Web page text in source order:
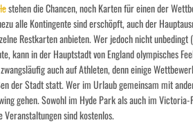
stehen die Chancen, noch Karten für einen der
alle Kontingente sind erschöpft, auch der
Restkarten anbieten. Wer jedoch nicht unbedingt
kann in der Hauptstadt von England olympisches
auch auf Athleten, denn einige
der Stadt statt. Wer im Urlaub gemeinsam mit
gehen. Sowohl im Hyde Park als auch im
sind kostenlos.